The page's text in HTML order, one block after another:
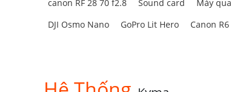
canon RF 28 70 f2.8
Sound card Máy
DJI Osmo Nano
GoPro Lit Hero Canon